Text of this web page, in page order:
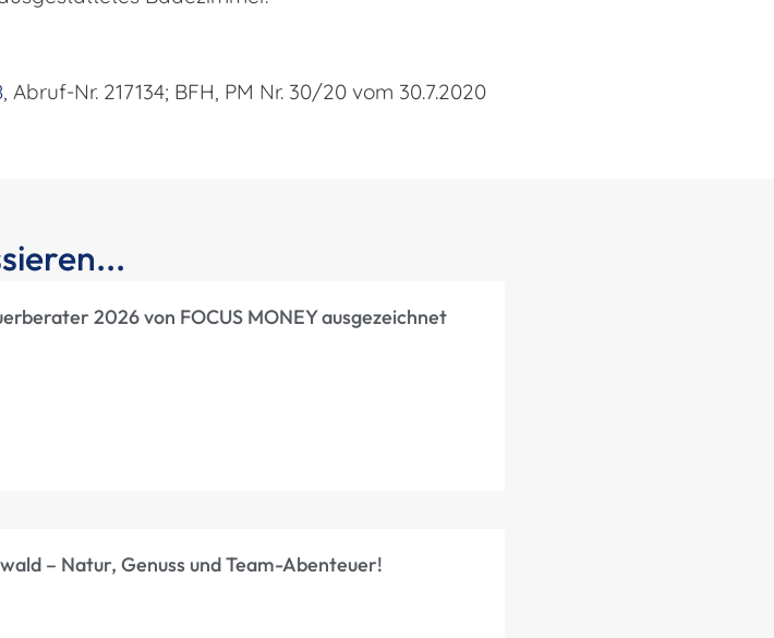
, Abruf-Nr. 217134; BFH, PM Nr. 30/20 vom 30.7.2020
2026 von FOCUS MONEY ausgezeichnet
– Natur, Genuss und Team-Abenteuer!